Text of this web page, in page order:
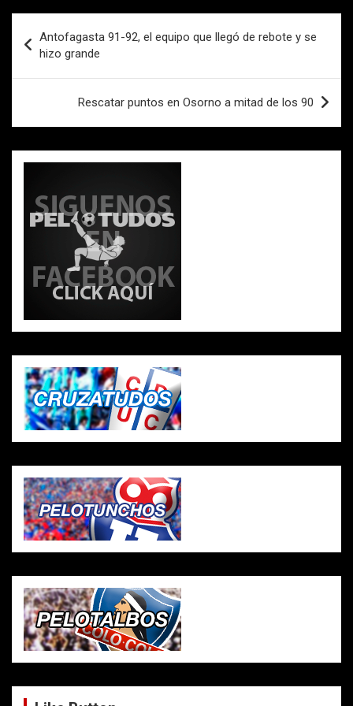
o
o
k
A
p
ar
tir
de
entradas
Antofagasta 91-92, el equipo que llegó de rebote y se
hizo grande
Rescatar puntos en Osorno a mitad de los 90